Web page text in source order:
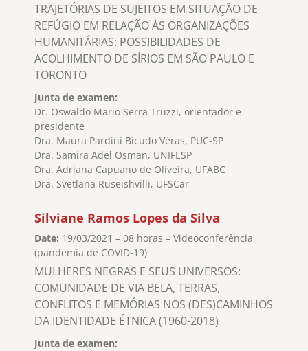
TRAJETÓRIAS DE SUJEITOS EM SITUAÇÃO DE
REFÚGIO EM RELAÇÃO ÀS ORGANIZAÇÕES
HUMANITÁRIAS: POSSIBILIDADES DE
ACOLHIMENTO DE SÍRIOS EM SÃO PAULO E
TORONTO
Junta de examen:
Dr. Oswaldo Mario Serra Truzzi, orientador e
presidente
Dra. Maura Pardini Bicudo Véras, PUC-SP
Dra. Samira Adel Osman, UNIFESP
Dra. Adriana Capuano de Oliveira, UFABC
Dra. Svetlana Ruseishvilli, UFSCar
Silviane Ramos Lopes da Silva
Date: 19/03/2021 – 08 horas – Videoconferência
(pandemia de COVID-19)
MULHERES NEGRAS E SEUS UNIVERSOS:
COMUNIDADE DE VIA BELA, TERRAS,
CONFLITOS E MEMÓRIAS NOS (DES)CAMINHOS
DA IDENTIDADE ÉTNICA (1960-2018)
Junta de examen: